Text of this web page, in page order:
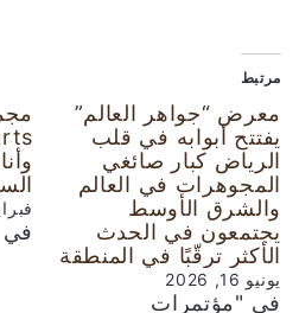
مرتبط
معرض “جواهر العالم”
يفتتح أبوابه في قلب
الرياض كبار صائغي
المجوهرات في العالم
والشرق الأوسط
يجتمعون في الحدث
الأكثر ترقّبًا في المنطقة
يونيو 16, 2026
في "مؤتمرات
فبراير 12,